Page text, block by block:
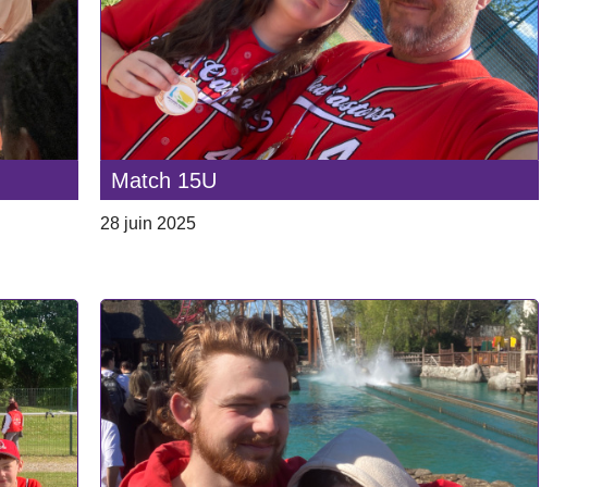
Match 15U
28 juin 2025